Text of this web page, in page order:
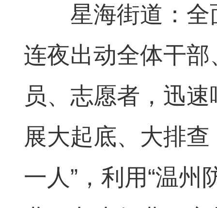
星海街道：全
连夜出动全体干
员、志愿者，迅
展大起底、大排
一人”，利用“温州